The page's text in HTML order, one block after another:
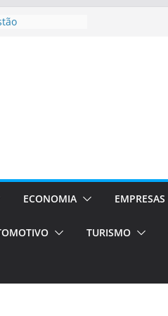
em Porto
de transfer,
de alto padrão
–
o segundo
únicas e
volta!ECONOMIA EMPRESAS
TURISMO